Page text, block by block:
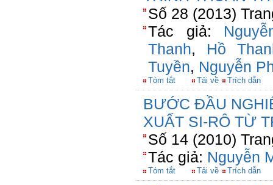
Số 28 (2013)
Tác giả:
Thanh, Hồ
Tuyền, Nguyễn
Tóm tắt Tải về Trích dẫn
BƯỚC ĐẦU
XUẤT SI-RÔ TỪ
Số 14 (2010)
Tác giả: Nguyễn
Tóm tắt Tải về Trích dẫn